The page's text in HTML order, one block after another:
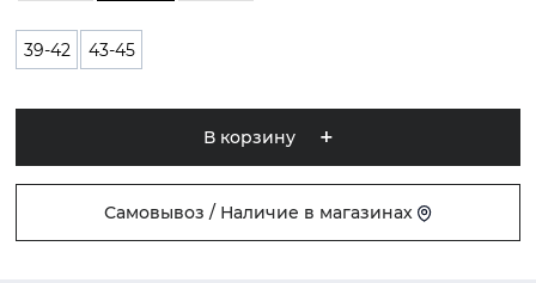
39-42 43-45
В корзину
Самовывоз / Наличие в магазинах